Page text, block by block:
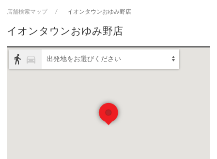
店舗検索マップ イオンタウンおゆみ野店
イオンタウンおゆみ野店
directions_walk directions_car 出発地をお選びください